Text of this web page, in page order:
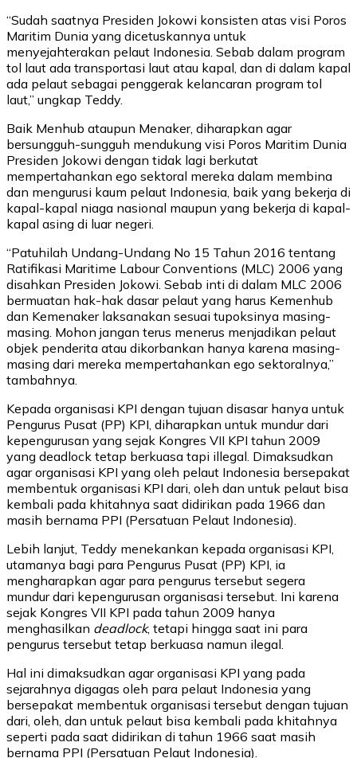
“Sudah saatnya Presiden Jokowi konsisten atas visi Poros
Maritim Dunia yang dicetuskannya untuk
menyejahterakan pelaut Indonesia. Sebab dalam program
tol laut ada transportasi laut atau kapal, dan di dalam kapal
ada pelaut sebagai penggerak kelancaran program tol
laut,” ungkap Teddy.
Baik Menhub ataupun Menaker, diharapkan agar
bersungguh-sungguh mendukung visi Poros Maritim Dunia
Presiden Jokowi dengan tidak lagi berkutat
mempertahankan ego sektoral mereka dalam membina
dan mengurusi kaum pelaut Indonesia, baik yang bekerja di
kapal-kapal niaga nasional maupun yang bekerja di kapal-
kapal asing di luar negeri.
“Patuhilah Undang-Undang No 15 Tahun 2016 tentang
Ratifikasi Maritime Labour Conventions (MLC) 2006 yang
disahkan Presiden Jokowi. Sebab inti di dalam MLC 2006
bermuatan hak-hak dasar pelaut yang harus Kemenhub
dan Kemenaker laksanakan sesuai tupoksinya masing-
masing. Mohon jangan terus menerus menjadikan pelaut
objek penderita atau dikorbankan hanya karena masing-
masing dari mereka mempertahankan ego sektoralnya,”
tambahnya.
Kepada organisasi KPI dengan tujuan disasar hanya untuk
Pengurus Pusat (PP) KPI, diharapkan untuk mundur dari
kepengurusan yang sejak Kongres VII KPI tahun 2009
yang deadlock tetap berkuasa tapi illegal. Dimaksudkan
agar organisasi KPI yang oleh pelaut Indonesia bersepakat
membentuk organisasi KPI dari, oleh dan untuk pelaut bisa
kembali pada khitahnya saat didirikan pada 1966 dan
masih bernama PPI (Persatuan Pelaut Indonesia).
Lebih lanjut, Teddy menekankan kepada organisasi KPI,
utamanya bagi para Pengurus Pusat (PP) KPI, ia
mengharapkan agar para pengurus tersebut segera
mundur dari kepengurusan organisasi tersebut. Ini karena
sejak Kongres VII KPI pada tahun 2009 hanya
menghasilkan deadlock, tetapi hingga saat ini para
pengurus tersebut tetap berkuasa namun ilegal.
Hal ini dimaksudkan agar organisasi KPI yang pada
sejarahnya digagas oleh para pelaut Indonesia yang
bersepakat membentuk organisasi tersebut dengan tujuan
dari, oleh, dan untuk pelaut bisa kembali pada khitahnya
seperti pada saat didirikan di tahun 1966 saat masih
bernama PPI (Persatuan Pelaut Indonesia).